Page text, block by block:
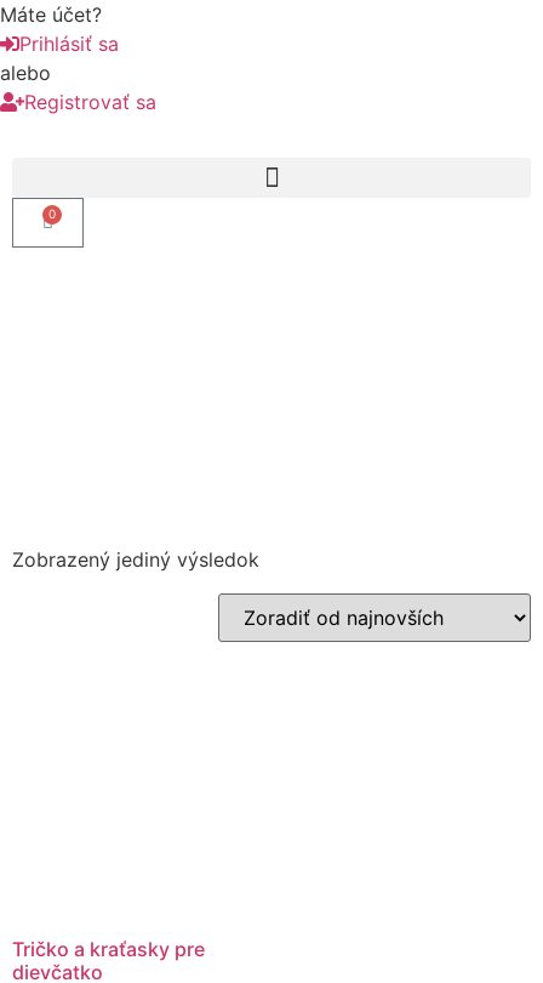
Máte účet?
Prihlásiť sa
alebo
Registrovať sa
0
Zobrazený jediný výsledok
Tričko a kraťasky pre
dievčatko